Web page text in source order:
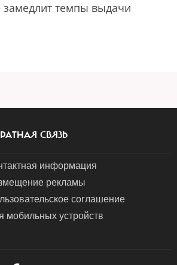
замедлит темпы выдачи
СВЯЗЬ
информация
рекламы
соглашение
мобильных устройств